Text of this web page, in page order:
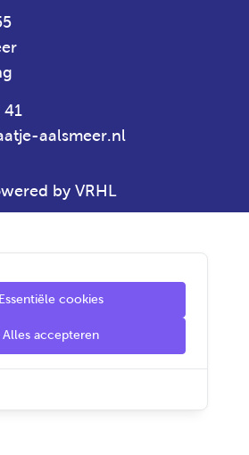
41
aalsmeer.nl
by VRHL
Essentiële cookies
Alles accepteren